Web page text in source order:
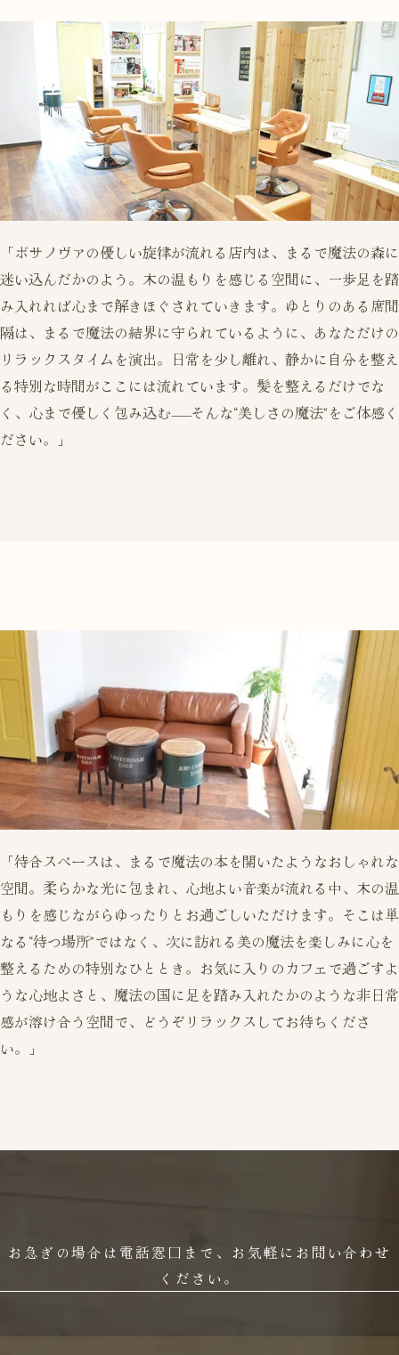
「ボサノヴァの優しい旋律が流れる店内は、まるで魔法の森に
迷い込んだかのよう。木の温もりを感じる空間に、一歩足を踏
み入れれば心まで解きほぐされていきます。ゆとりのある席間
隔は、まるで魔法の結界に守られているように、あなただけの
リラックスタイムを演出。日常を少し離れ、静かに自分を整え
る特別な時間がここには流れています。髪を整えるだけでな
く、心まで優しく包み込む——そんな“美しさの魔法”をご体感く
ださい。」
「待合スペースは、まるで魔法の本を開いたようなおしゃれな
空間。柔らかな光に包まれ、心地よい音楽が流れる中、木の温
もりを感じながらゆったりとお過ごしいただけます。そこは単
なる“待つ場所”ではなく、次に訪れる美の魔法を楽しみに心を
整えるための特別なひととき。お気に入りのカフェで過ごすよ
うな心地よさと、魔法の国に足を踏み入れたかのような非日常
感が溶け合う空間で、どうぞリラックスしてお待ちくださ
い。」
お急ぎの場合は電話窓口まで、お気軽にお問い合わせ
ください。